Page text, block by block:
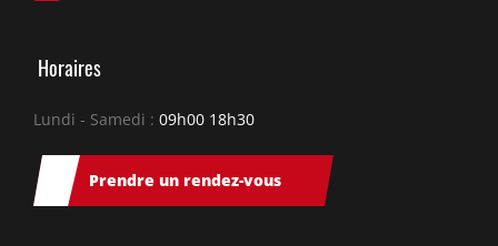
Horaires
Lundi - Samedi : 09h00 18h30
Prendre un rendez-vous